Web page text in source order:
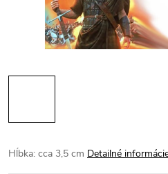
Hĺbka: cca 3,5 cm Detailné